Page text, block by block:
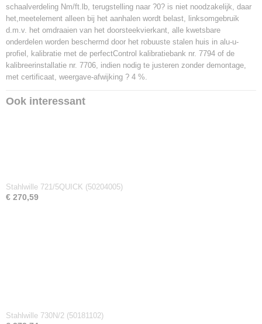
Productcode leverancier
50190081
Netto gewicht
6,10 Kg
Afmetingen (l,b,h)
103,40 x 4,50 x 6,50 cm
schaalverdeling Nm/ft.lb, terugstelling naar ?0? is niet noodzakelijk, daar
het,meetelement alleen bij het aanhalen wordt belast, linksomgebruik
d.m.v. het omdraaien van het doorsteekvierkant, alle kwetsbare
onderdelen worden beschermd door het robuuste stalen huis in alu-u-
profiel, kalibratie met de perfectControl kalibratiebank nr. 7794 of de
kalibreerinstallatie nr. 7706, indien nodig te justeren zonder demontage,
met certificaat, weergave-afwijking ? 4 %.
Ook interessant
Stahlwille 721/5QUICK (50204005)
€ 270,59
Stahlwille 730N/2 (50181102)